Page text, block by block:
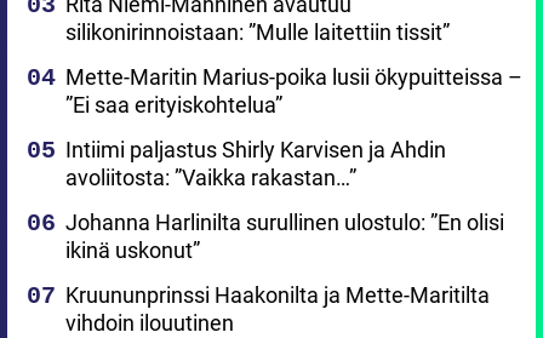
silikonirinnoistaan: ”Mulle laitettiin tissit”
Mette-Maritin Marius-poika lusii ökypuitteissa –
”Ei saa erityiskohtelua”
Intiimi paljastus Shirly Karvisen ja Ahdin
avoliitosta: ”Vaikka rakastan…”
Johanna Harlinilta surullinen ulostulo: ”En olisi
ikinä uskonut”
Kruununprinssi Haakonilta ja Mette-Maritilta
vihdoin ilouutinen